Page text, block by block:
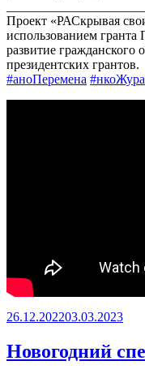
Проект «РАСкрывая
использованием гранта
развитие гражданского
президентских грантов.
#аноПеремена
Опубликовано
26.12.202203.03.2023
Новогодний